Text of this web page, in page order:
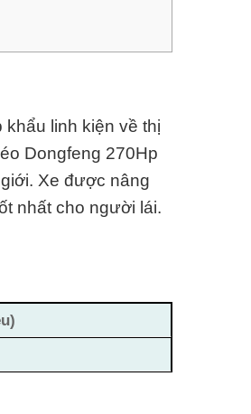
linh kiện về thị
Dongfeng 270Hp
Xe được nâng
nhất cho người lái.